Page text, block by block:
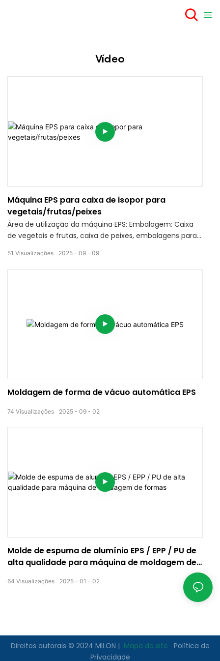
Vídeo
Máquina EPS para caixa de isopor para
vegetais/frutas/peixes
Área de utilização da máquina EPS: Embalagem: Caixa
de vegetais e frutas, caixa de peixes, embalagens para
decoração Prédio Painel sanduíche, painel 3D, inserção
de tijolo, espuma de concreto isolante (ICF) Protegendo
fabricar títulos de parede leves e peças fundidas de
cimento
2025 09 09
51 Visualizações
Moldagem de forma de vácuo automática EPS
2025 09 02
74 Visualizações
Molde de espuma de alumínio EPS / EPP / PU de
alta qualidade para máquina de moldagem de
2025 01 02
64 Visualizações
Direitos autorais © 2024 MILON | Mapa do site
Política de
Privacidade